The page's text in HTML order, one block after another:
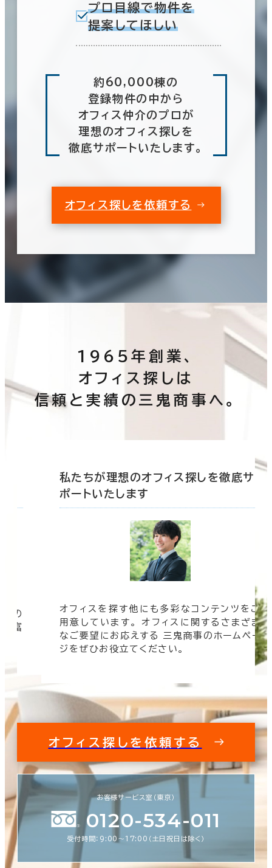
プロ目線で物件を
提案してほしい
約60,000棟の
登録物件の中から
オフィス仲介のプロが
理想のオフィス探しを
徹底サポートいたします。
オフィス探しを依頼する
1965年創業、
オフィス探しは
信頼と実績の三鬼商事へ。
ご
ま
私たちが理想のオフィス探しを徹底サ
ポートいたします
オフィスビルの情報がすぐに欲しい！ そんな
時は三鬼商事へお問い合わせください。 より
速く、より正確に、より良い情報をお届けしま
す。
オフィス探しを依頼する
お客様サービス室（東京）
0120-534-011
受付時間：9:00〜17:00（土日祝日は除く）